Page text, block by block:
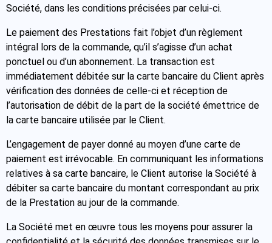
Société, dans les conditions précisées par celui-ci.
Le paiement des Prestations fait l’objet d’un règlement
intégral lors de la commande, qu’il s’agisse d’un achat
ponctuel ou d’un abonnement. La transaction est
immédiatement débitée sur la carte bancaire du Client après
vérification des données de celle-ci et réception de
l’autorisation de débit de la part de la société émettrice de
la carte bancaire utilisée par le Client.
L’engagement de payer donné au moyen d’une carte de
paiement est irrévocable. En communiquant les informations
relatives à sa carte bancaire, le Client autorise la Société à
débiter sa carte bancaire du montant correspondant au prix
de la Prestation au jour de la commande.
La Société met en œuvre tous les moyens pour assurer la